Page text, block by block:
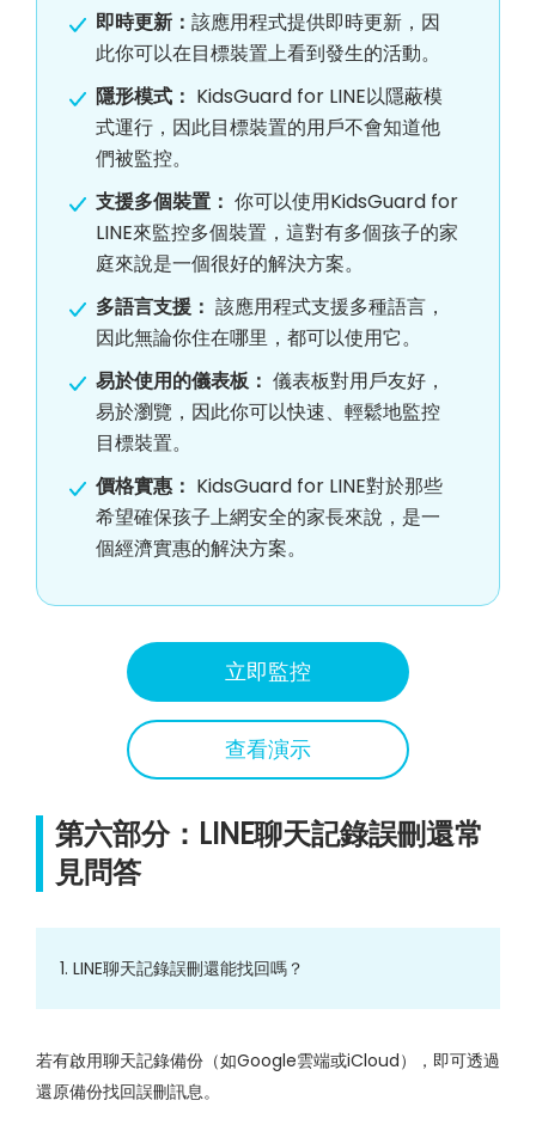
即時更新： 該應用程式提供即時更新，因
此你可以在目標裝置上看到發生的活動。
隱形模式： KidsGuard for LINE以隱蔽模
式運行，因此目標裝置的用戶不會知道他
們被監控。
支援多個裝置： 你可以使用KidsGuard for
LINE來監控多個裝置，這對有多個孩子的家
庭來說是一個很好的解決方案。
多語言支援： 該應用程式支援多種語言，
因此無論你住在哪里，都可以使用它。
易於使用的儀表板： 儀表板對用戶友好，
易於瀏覽，因此你可以快速、輕鬆地監控
目標裝置。
價格實惠： KidsGuard for LINE對於那些
希望確保孩子上網安全的家長來說，是一
個經濟實惠的解決方案。
立即監控
查看演示
第六部分：LINE聊天記錄誤刪還常
見問答
1. LINE聊天記錄誤刪還能找回嗎？
若有啟用聊天記錄備份（如Google雲端或iCloud），即可透過
還原備份找回誤刪訊息。